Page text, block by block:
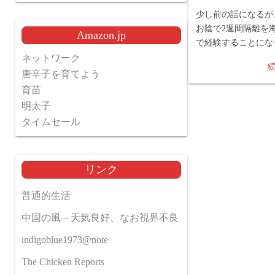
少し前の話になる
お陰で2週間隔離を
で経験することに
Amazon.jp
ネットワーク
唐辛子を育てよう
育苗
明太子
タイムセール
リンク
普通的生活
中国の風 – 天気良好、なお視界不良
indigoblue1973@note
The Chicken Reports